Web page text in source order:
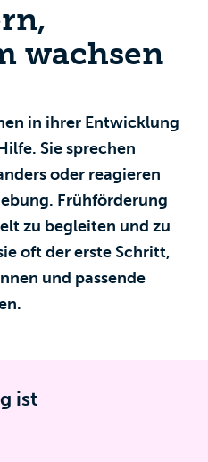
wachsen
in ihrer Entwicklung
Sie sprechen
oder reagieren
Frühförderung
zu begleiten und zu
oft der erste Schritt,
und passende
ist